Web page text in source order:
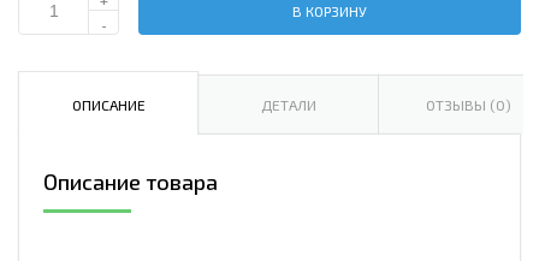
Количество
закладное
-
В КОРЗИНУ
ОПИСАНИЕ ДЕТАЛИ ОТЗЫВЫ (0)
Описание товара